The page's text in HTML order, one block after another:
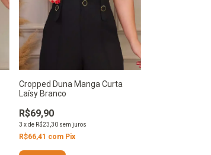
Cropped Duna Manga Curta
Laísy Branco
R$69,90
3 xde R$23,30 sem juros
R$66,41 com Pix